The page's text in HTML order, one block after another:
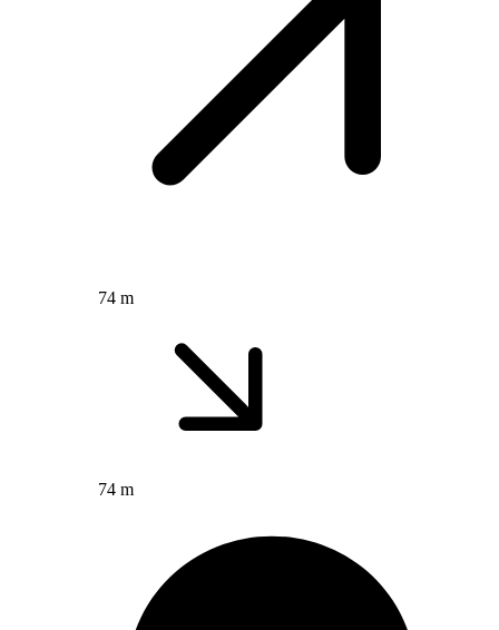
74 m
74 m